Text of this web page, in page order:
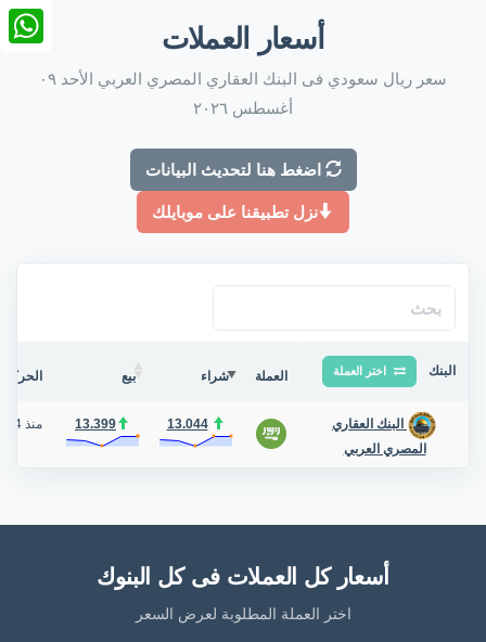
أسعار العملات
سعر ريال سعودي فى البنك العقاري المصري العربي الأحد ٠٩
أغسطس ٢٠٢٦
اضغط هنا لتحديث البيانات
نزل تطبيقنا على موبايلك
البنك اختر العملة العملة شراء بيع الحركة
البنك العقاري
المصري العربي
13.044
13.399 منذ 4 أيام
أسعار كل العملات فى كل البنوك
اختر العملة المطلوبة لعرض السعر